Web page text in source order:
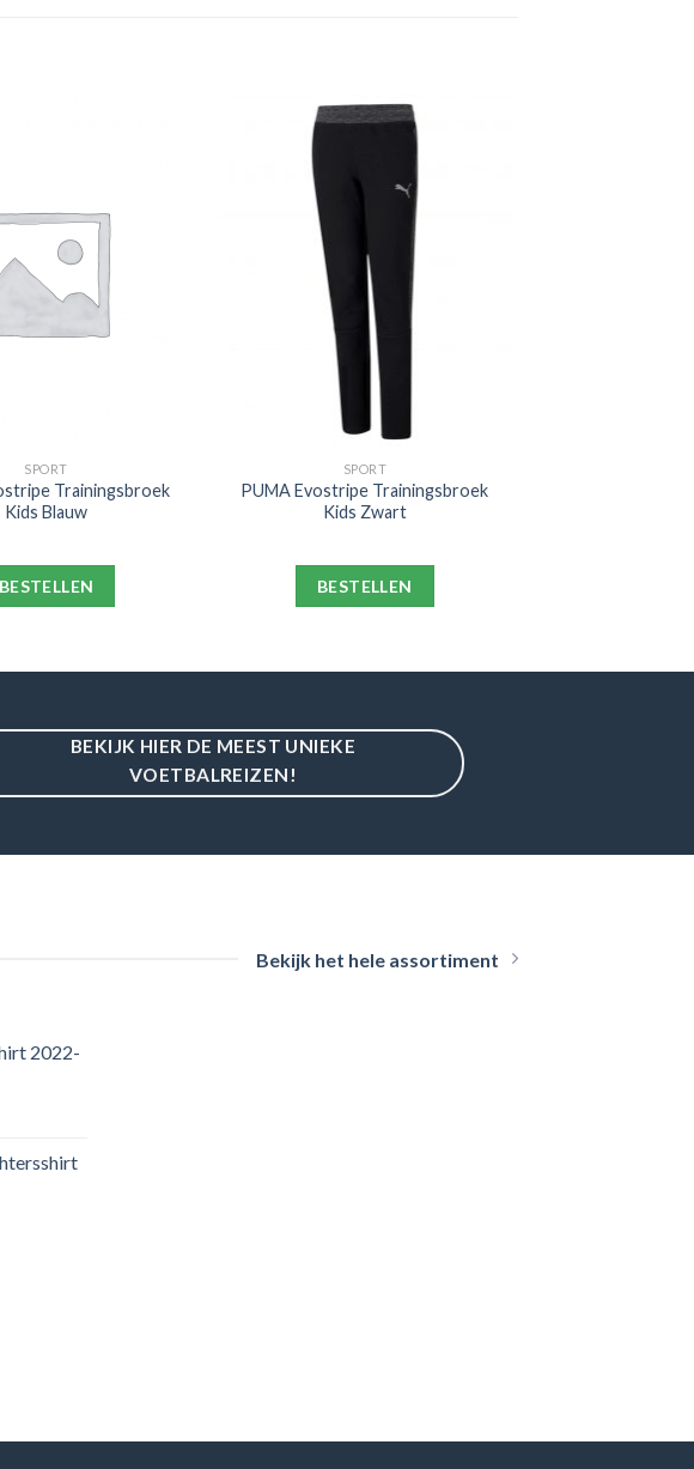
SPORT
Trainingsbroek
Kids Blauw
BESTELLEN
SPORT
PUMA Evostripe Trainingsbroek
Kids Zwart
BESTELLEN
BEKIJK HIER DE MEEST UNIEKE
VOETBALREIZEN!
Bekijk het hele assortiment
2022-